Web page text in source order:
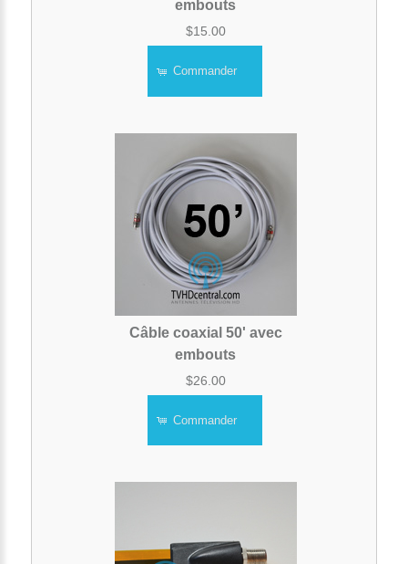
embouts
$15.00
Commander
Câble coaxial 50' avec
embouts
$26.00
Commander